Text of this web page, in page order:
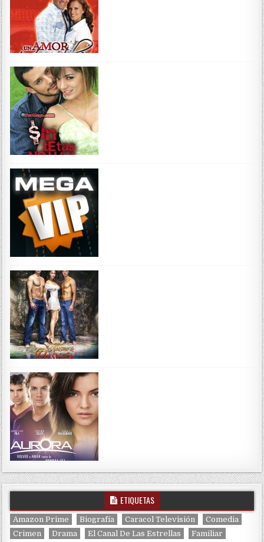
ETIQUETAS
Amazon Prime Biografía Caracol Televisión
Comedia
Crimen
Drama El Canal De Las Estrellas Familiar